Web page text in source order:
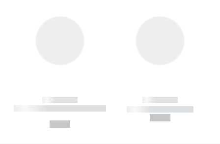
------------
----------- ----------- --------
------------
----------- -----------